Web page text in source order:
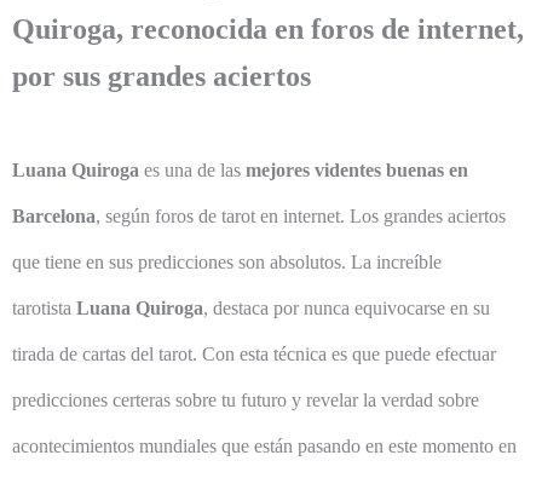
Quiroga, reconocida en foros de internet,
por sus grandes aciertos
Luana Quiroga es una de las mejores videntes buenas en
Barcelona, según foros de tarot en internet. Los grandes aciertos
que tiene en sus predicciones son absolutos. La increíble
tarotista Luana Quiroga, destaca por nunca equivocarse en su
tirada de cartas del tarot. Con esta técnica es que puede efectuar
predicciones certeras sobre tu futuro y revelar la verdad sobre
acontecimientos mundiales que están pasando en este momento en